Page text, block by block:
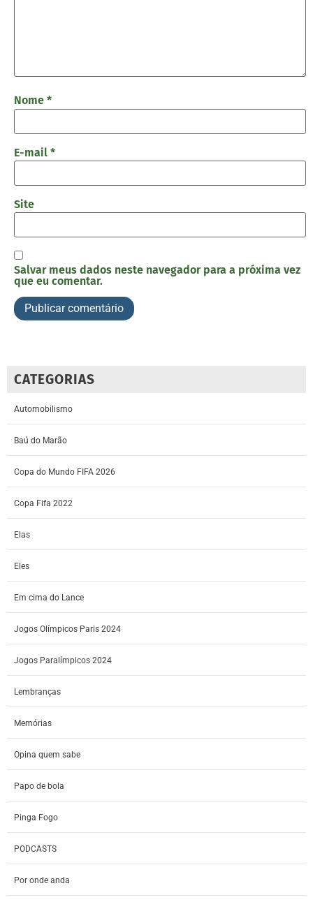
Nome *
E-mail *
Site
Salvar meus dados neste navegador para a próxima vez
que eu comentar.
CATEGORIAS
Automobilismo
Baú do Marão
Copa do Mundo FIFA 2026
Copa Fifa 2022
Elas
Eles
Em cima do Lance
Jogos Olímpicos Paris 2024
Jogos Paralímpicos 2024
Lembranças
Memórias
Opina quem sabe
Papo de bola
Pinga Fogo
PODCASTS
Por onde anda